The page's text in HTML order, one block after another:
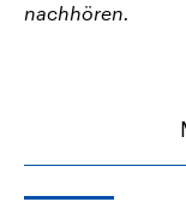
nachhören.